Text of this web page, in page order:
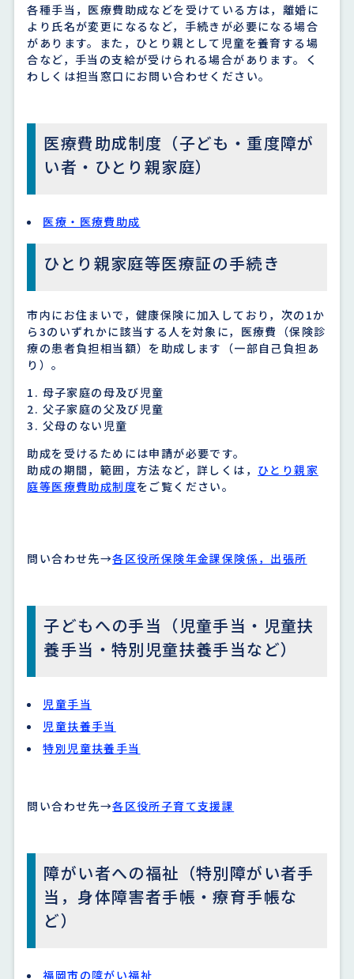
各種手当，医療費助成などを受けている方は，離婚に
より氏名が変更になるなど，手続きが必要になる場合
があります。また，ひとり親として児童を養育する場
合など，手当の支給が受けられる場合があります。く
わしくは担当窓口にお問い合わせください。
医療費助成制度（子ども・重度障が
い者・ひとり親家庭）
医療・医療費助成
ひとり親家庭等医療証の手続き
市内にお住まいで，健康保険に加入しており，次の1か
ら3のいずれかに該当する人を対象に，医療費（保険診
療の患者負担相当額）を助成します（一部自己負担あ
り）。
母子家庭の母及び児童
父子家庭の父及び児童
父母のない児童
助成を受けるためには申請が必要です。
助成の期間，範囲，方法など，詳しくは， ひとり親家
庭等医療費助成制度をご覧ください。
問い合わせ先→各区役所保険年金課保険係，出張所
子どもへの手当（児童手当・児童扶
養手当・特別児童扶養手当など）
児童手当
児童扶養手当
特別児童扶養手当
問い合わせ先→各区役所子育て支援課
障がい者への福祉（特別障がい者手
当，身体障害者手帳・療育手帳な
ど）
福岡市の障がい福祉